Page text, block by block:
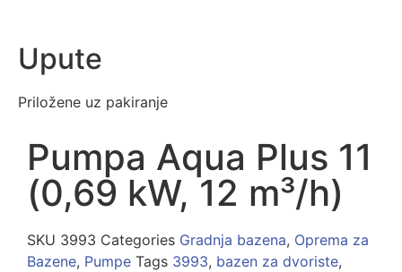
Upute
Priložene uz pakiranje
Pumpa Aqua Plus 11
(0,69 kW, 12 m³/h)
SKU 3993 Categories Gradnja bazena, Oprema za
Bazene, Pumpe Tags 3993, bazen za dvoriste,